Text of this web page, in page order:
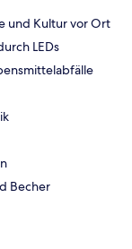
und Kultur vor Ort
LEDs
Becher